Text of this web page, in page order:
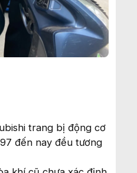
trang bị động cơ
đến nay đều tương